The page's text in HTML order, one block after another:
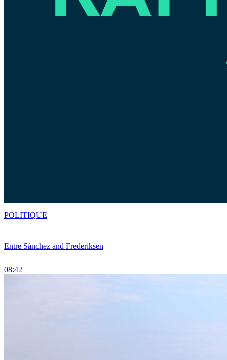
Entre Sánchez and Frederiksen
08:42
POLITIQUE